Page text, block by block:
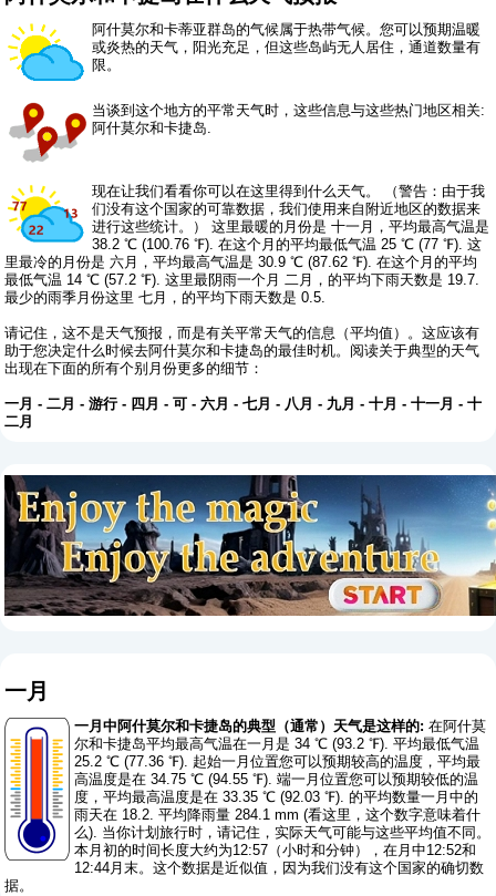
阿什莫尔和卡蒂亚群岛的气候属于热带气候。您可以预期温暖
或炎热的天气，阳光充足，但这些岛屿无人居住，通道数量有
限。
当谈到这个地方的平常天气时，这些信息与这些热门地区相关:
阿什莫尔和卡捷岛.
现在让我们看看你可以在这里得到什么天气。 （警告：由于我
们没有这个国家的可靠数据，我们使用来自附近地区的数据来
进行这些统计。） 这里最暖的月份是 十一月，平均最高气温是
38.2 ℃ (100.76 ℉). 在这个月的平均最低气温 25 ℃ (77 ℉). 这
里最冷的月份是 六月，平均最高气温是 30.9 ℃ (87.62 ℉). 在这个月的平均
最低气温 14 ℃ (57.2 ℉). 这里最阴雨一个月 二月，的平均下雨天数是 19.7.
最少的雨季月份这里 七月，的平均下雨天数是 0.5.
请记住，这不是天气预报，而是有关平常天气的信息（平均值）。这应该有
助于您决定什么时候去阿什莫尔和卡捷岛的最佳时机。阅读关于典型的天气
出现在下面的所有个别月份更多的细节：
一月 -二月 -游行- 四月 -可 -六月 -七月 - 八月 - 九月 -十月 -十一月 -十
二月
一月
一月中阿什莫尔和卡捷岛的典型（通常）天气是这样的: 在阿什莫
尔和卡捷岛平均最高气温在一月是 34 ℃ (93.2 ℉). 平均最低气温
25.2 ℃ (77.36 ℉). 起始一月位置您可以预期较高的温度，平均最
高温度是在 34.75 ℃ (94.55 ℉). 端一月位置您可以预期较低的温
度，平均最高温度是在 33.35 ℃ (92.03 ℉). 的平均数量一月中的
雨天在 18.2. 平均降雨量 284.1 mm (看这里，这个数字意味着什
么). 当你计划旅行时，请记住，实际天气可能与这些平均值不同。
本月初的时间长度大约为12:57（小时和分钟），在月中12:52和
12:44月末。这个数据是近似值，因为我们没有这个国家的确切数
据。